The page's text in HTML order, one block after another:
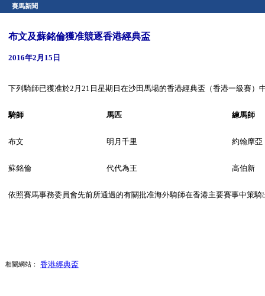
賽馬新聞
布文及蘇銘倫獲准競逐香港經典盃
2016年2月15日
下列騎師已獲准於2月21日星期日在沙田馬場的香港經典盃（香港一級賽）
騎師 馬匹 練馬師
布文 明月千里 約翰摩亞
蘇銘倫 代代為王 高伯新
依照賽馬事務委員會先前所通過的有關批准海外騎師在香港主要賽事中策
相關網站： 香港經典盃